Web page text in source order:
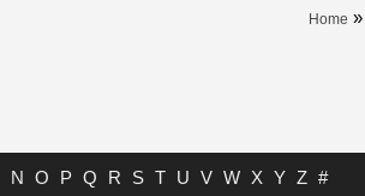
Home
N O P Q R S T U V W X Y Z #